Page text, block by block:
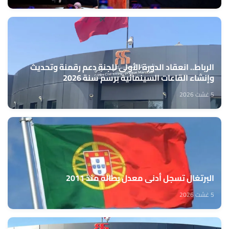
الرباط.. انعقاد الدورة الأولى للجنة دعم رقمنة وتحديث
وإنشاء القاعات السينمائية برسم سنة 2026
5 غشت 2026
البرتغال تسجل أدنى معدل بطالة منذ 2011
5 غشت 2026